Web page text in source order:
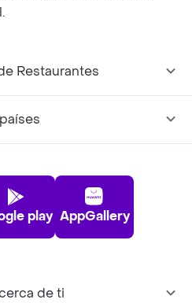
Restaurantes
play AppGallery
de ti